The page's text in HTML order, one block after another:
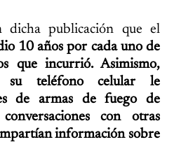
dicha publicación que el
10 años por cada uno de
que incurrió. Asimismo,
su teléfono celular le
de armas de fuego de
con otras
información sobre